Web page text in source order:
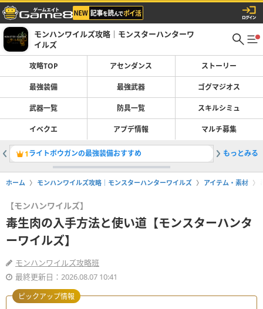
モンハンワイルズ攻略｜モンスターハンターワ
イルズ
攻略TOP アセンダンス ストーリー
最強装備 最強武器 ゴグマジオス
武器一覧 防具一覧 スキルシミュ
イベクエ アプデ情報 マルチ募集
1ライトボウガンの最強装備おすすめ 2双剣の
もっとみる
ホーム モンハンワイルズ攻略｜モンスターハンターワイルズ アイテム・素材
【モンハンワイルズ】
毒生肉の入手方法と使い道【モンスターハンタ
ーワイルズ】
モンハンワイルズ攻略班
最終更新日：2026.08.07 10:41
ピックアップ情報